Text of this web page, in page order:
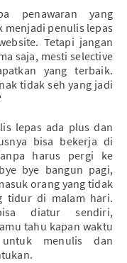
penawaran yang
menjadi penulis lepas
Tetapi jangan
saja, mesti selective
yang terbaik.
tidak seh yang jadi
lepas ada plus dan
bisa bekerja di
harus pergi ke
bye bangun pagi,
orang yang tidak
tidur di malam hari.
diatur sendiri,
tahu kapan waktu
menulis dan